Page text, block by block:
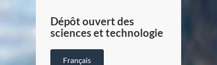
Dépôt ouvert des
sciences et technologie
Français